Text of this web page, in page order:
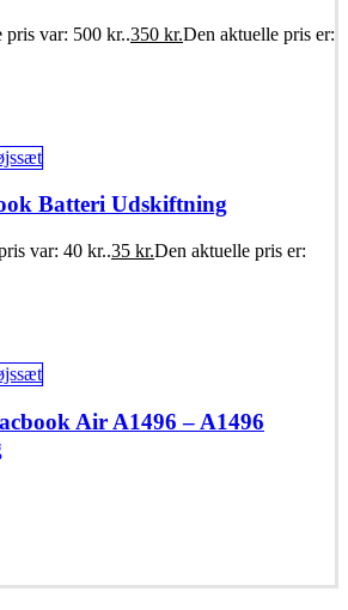
var: 500 kr..350 kr.Den aktuelle pris er:
Batteri Udskiftning
var: 40 kr..35 kr.Den aktuelle pris er:
Air A1496 – A1496